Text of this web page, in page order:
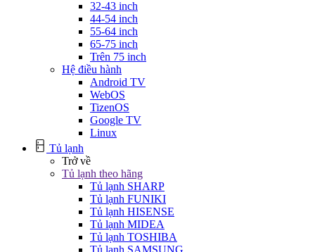
32-43 inch
44-54 inch
55-64 inch
65-75 inch
Trên 75 inch
Hệ điều hành
Android TV
WebOS
TizenOS
Google TV
Linux
Tủ lạnh
Trở về
Tủ lạnh theo hãng
Tủ lạnh SHARP
Tủ lạnh FUNIKI
Tủ lạnh HISENSE
Tủ lạnh MIDEA
Tủ lạnh TOSHIBA
Tủ lạnh SAMSUNG